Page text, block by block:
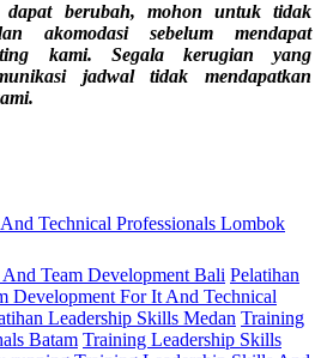
dapat berubah, mohon untuk tidak
akomodasi sebelum mendapat
kami. Segala kerugian yang
jadwal tidak mendapatkan
Technical Professionals Lombok
Team Development Bali Pelatihan
Development For It And Technical
Leadership Skills Medan Training
Batam Training Leadership Skills